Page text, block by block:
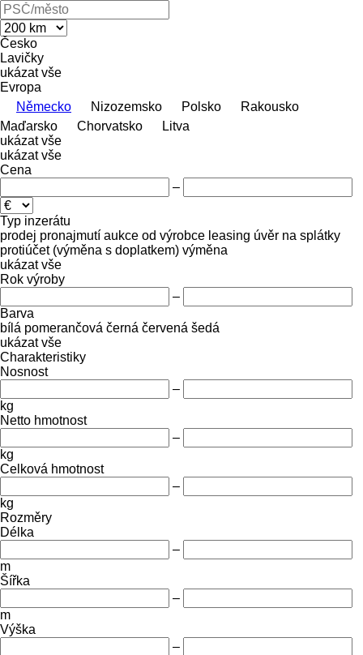
Česko
Lavičky
ukázat vše
Evropa
Německo
Nizozemsko Polsko
Rakousko
Maďarsko
Chorvatsko
Litva
ukázat vše
ukázat vše
Cena
–
Typ inzerátu
prodej pronajmutí aukce od výrobce leasing úvěr na splátky
protiúčet (výměna s doplatkem) výměna
ukázat vše
Rok výroby
–
Barva
bílá pomerančová černá červená šedá
ukázat vše
Charakteristiky
Nosnost
–
kg
Netto hmotnost
–
kg
Celková hmotnost
–
kg
Rozměry
Délka
–
m
Šířka
–
m
Výška
–